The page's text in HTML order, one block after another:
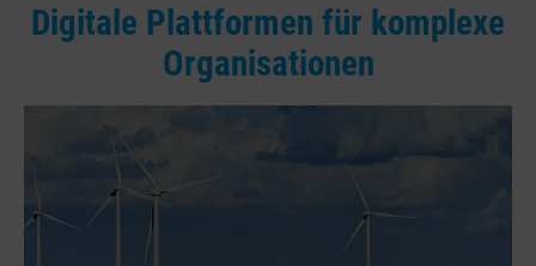
Digitale Plattformen für komplexe
Organisationen